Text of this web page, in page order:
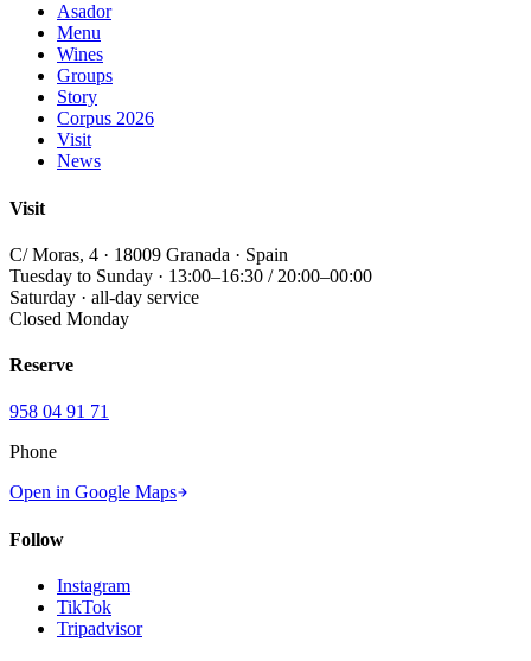
Asador
Menu
Wines
Groups
Story
Corpus 2026
Visit
News
Visit
C/ Moras, 4 · 18009 Granada · Spain
Tuesday to Sunday · 13:00–16:30 / 20:00–00:00
Saturday · all-day service
Closed Monday
Reserve
958 04 91 71
Phone
Open in Google Maps
Follow
Instagram
TikTok
Tripadvisor